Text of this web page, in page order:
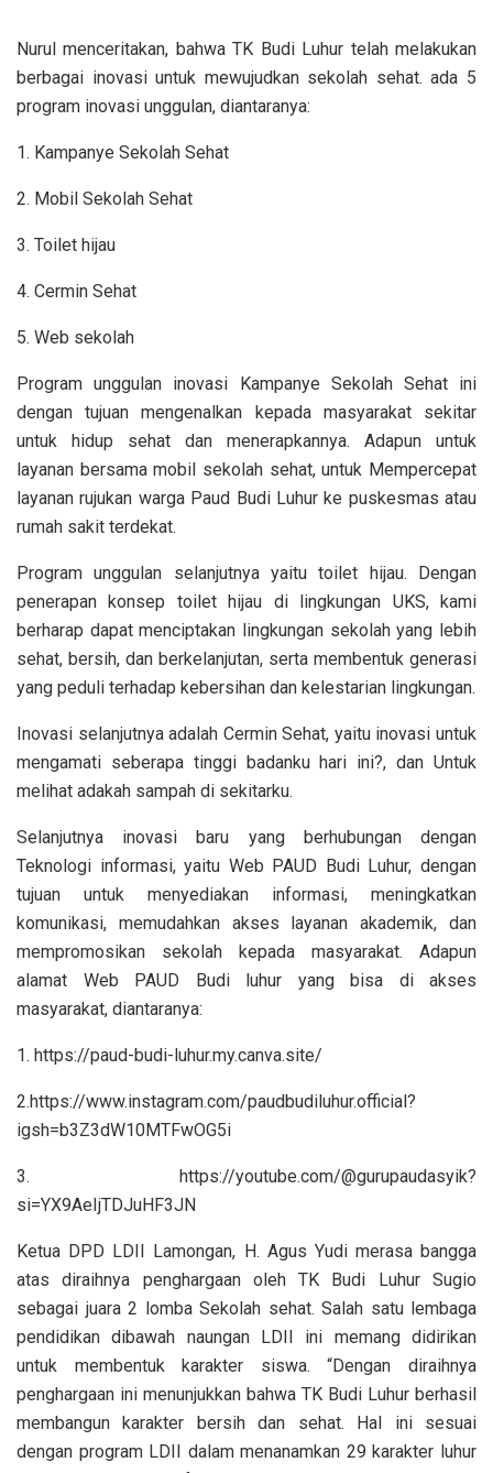
Nurul menceritakan, bahwa TK Budi Luhur telah melakukan
berbagai inovasi untuk mewujudkan sekolah sehat. ada 5
program inovasi unggulan, diantaranya:
1. Kampanye Sekolah Sehat
2. Mobil Sekolah Sehat
3. Toilet hijau
4. Cermin Sehat
5. Web sekolah
Program unggulan inovasi Kampanye Sekolah Sehat ini
dengan tujuan mengenalkan kepada masyarakat sekitar
untuk hidup sehat dan menerapkannya. Adapun untuk
layanan bersama mobil sekolah sehat, untuk Mempercepat
layanan rujukan warga Paud Budi Luhur ke puskesmas atau
rumah sakit terdekat.
Program unggulan selanjutnya yaitu toilet hijau. Dengan
penerapan konsep toilet hijau di lingkungan UKS, kami
berharap dapat menciptakan lingkungan sekolah yang lebih
sehat, bersih, dan berkelanjutan, serta membentuk generasi
yang peduli terhadap kebersihan dan kelestarian lingkungan.
Inovasi selanjutnya adalah Cermin Sehat, yaitu inovasi untuk
mengamati seberapa tinggi badanku hari ini?, dan Untuk
melihat adakah sampah di sekitarku.
Selanjutnya inovasi baru yang berhubungan dengan
Teknologi informasi, yaitu Web PAUD Budi Luhur, dengan
tujuan untuk menyediakan informasi, meningkatkan
komunikasi, memudahkan akses layanan akademik, dan
mempromosikan sekolah kepada masyarakat. Adapun
alamat Web PAUD Budi luhur yang bisa di akses
masyarakat, diantaranya:
1. https://paud-budi-luhur.my.canva.site/
2.https://www.instagram.com/paudbudiluhur.official?
igsh=b3Z3dW10MTFwOG5i
3. https://youtube.com/@gurupaudasyik?
si=YX9AeIjTDJuHF3JN
Ketua DPD LDII Lamongan, H. Agus Yudi merasa bangga
atas diraihnya penghargaan oleh TK Budi Luhur Sugio
sebagai juara 2 lomba Sekolah sehat. Salah satu lembaga
pendidikan dibawah naungan LDII ini memang didirikan
untuk membentuk karakter siswa. “Dengan diraihnya
penghargaan ini menunjukkan bahwa TK Budi Luhur berhasil
membangun karakter bersih dan sehat. Hal ini sesuai
dengan program LDII dalam menanamkan 29 karakter luhur